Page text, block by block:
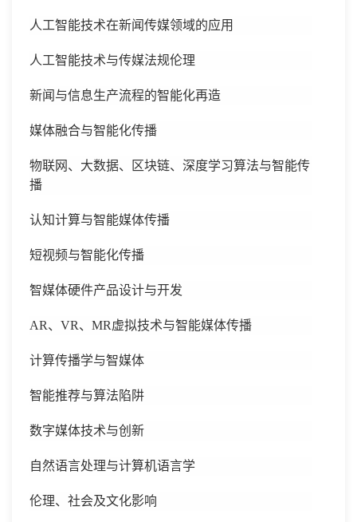
人工智能技术在新闻传媒领域的应用
人工智能技术与传媒法规伦理
新闻与信息生产流程的智能化再造
媒体融合与智能化传播
物联网、大数据、区块链、深度学习算法与智能传
播
认知计算与智能媒体传播
短视频与智能化传播
智媒体硬件产品设计与开发
AR、VR、MR虚拟技术与智能媒体传播
计算传播学与智媒体
智能推荐与算法陷阱
数字媒体技术与创新
自然语言处理与计算机语言学
伦理、社会及文化影响